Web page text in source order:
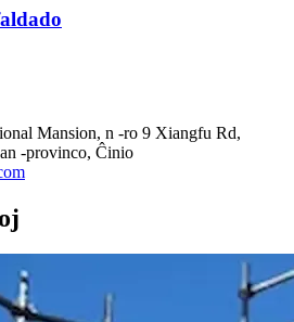
Mansion, n -ro 9 Xiangfu Rd,
-provinco, Ĉinio